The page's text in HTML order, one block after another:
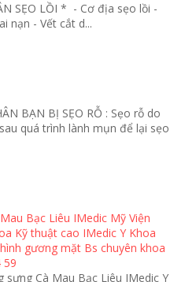
SẸO LỒI * - Cơ địa sẹo lồi -
nạn - Vết cắt d...
BẠN BỊ SẸO RỖ : Sẹo rỗ do
quá trình lành mụn để lại sẹo
Bạc Liêu IMedic Mỹ Viện
Kỹ thuật cao IMedic Y Khoa
gương mặt Bs chuyên khoa
59
sưng Cà Mau Bạc Liêu IMedic Y